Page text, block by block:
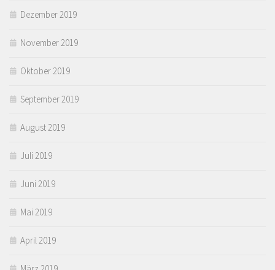
Dezember 2019
November 2019
Oktober 2019
September 2019
August 2019
Juli 2019
Juni 2019
Mai 2019
April 2019